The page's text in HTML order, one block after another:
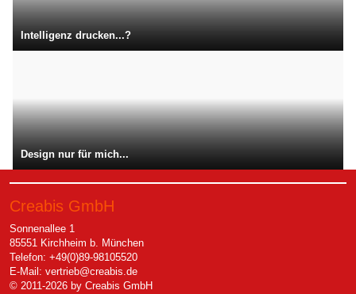
Intelligenz drucken...?
Design nur für mich...
Creabis GmbH
Sonnenallee 1
85551 Kirchheim b. München
Telefon: +49(0)89-98105520
E-Mail: vertrieb@creabis.de
© 2011-2026 by Creabis GmbH